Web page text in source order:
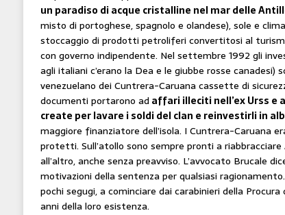
un paradiso di acque cristalline nel mar delle
misto di portoghese, spagnolo e olandese), sole e
stoccaggio di prodotti petroliferi convertitosi al
con governo indipendente. Nel settembre 1992 gli
agli italiani c’erano la Dea e le giubbe rosse canadesi)
venezuelano dei Cuntrera-Caruana cassette di
documenti portarono ad affari illeciti nell’ex Urss e
create per lavare i soldi del clan e reinvestirli in
maggiore finanziatore dell’isola. I Cuntrera-Caruana
protetti. Sull’atollo sono sempre pronti a
all’altro, anche senza preavviso. L’avvocato Brucale
motivazioni della sentenza per qualsiasi
pochi segugi, a cominciare dai carabinieri della
anni della loro esistenza.